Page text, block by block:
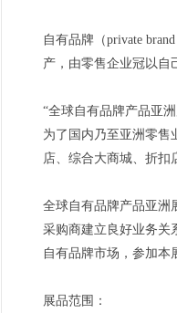
自有品牌（private
产，由零售企业冠以自
“全球自有品牌产品亚
为了国内乃至亚洲零售
店、综合大商城、折扣
全球自有品牌产品亚洲
采购商建立良好业务关
自有品牌市场，参加本
展品范围：